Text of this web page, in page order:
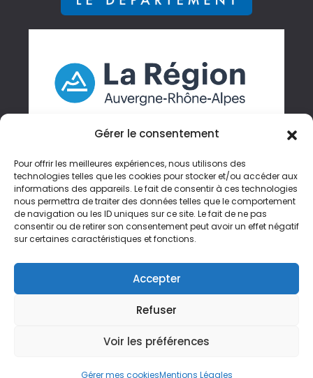
Gérer le consentement
Pour offrir les meilleures expériences, nous utilisons des
technologies telles que les cookies pour stocker et/ou accéder aux
informations des appareils. Le fait de consentir à ces technologies
nous permettra de traiter des données telles que le comportement
de navigation ou les ID uniques sur ce site. Le fait de ne pas
consentir ou de retirer son consentement peut avoir un effet négatif
sur certaines caractéristiques et fonctions.
Accepter
Refuser
Voir les préférences
Gérer mes cookiesMentions Légales
Gérer mes cookies
Accessibilité